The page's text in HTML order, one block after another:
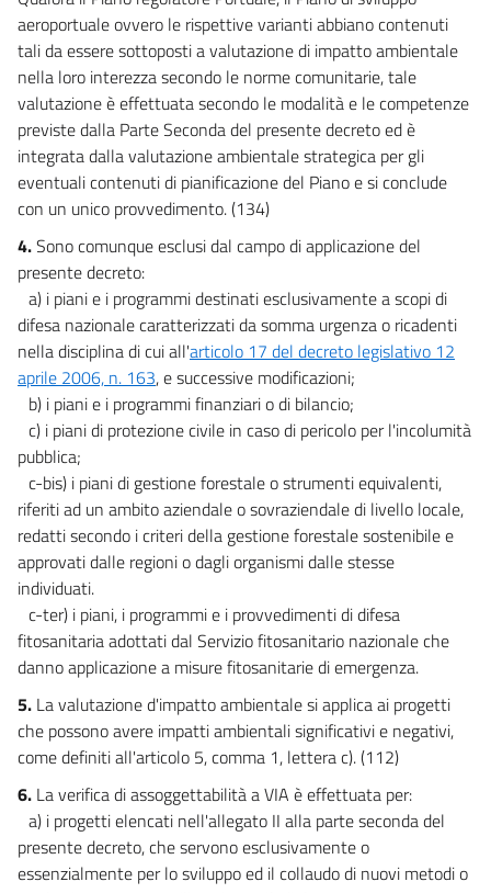
29 septies
29 octies
29 novies
29 decies
29 undecies
29 duodecies
29 terdecies
29 quaterdecies
TITOLO IV
((VALUTAZIONI AMBIENTALI INTERREGIONALI E TRANSFRONTALIERE))
30
31
32
32 bis
((TITOLO V
NORME TRANSITORIE E FINALI))
33
34
35
36
37
38
39
40
41
42
43
aeroportuale ovvero le rispettive varianti abbiano contenuti
tali da essere sottoposti a valutazione di impatto ambientale
nella loro interezza secondo le norme comunitarie, tale
valutazione è effettuata secondo le modalità e le competenze
previste dalla Parte Seconda del presente decreto ed è
integrata dalla valutazione ambientale strategica per gli
eventuali contenuti di pianificazione del Piano e si conclude
con un unico provvedimento. (134)
4.Sono comunque esclusi dal campo di applicazione del
presente decreto:
a) i piani e i programmi destinati esclusivamente a scopi di
difesa nazionale caratterizzati da somma urgenza o ricadenti
nella disciplina di cui all'articolo 17 del decreto legislativo 12
aprile 2006, n. 163, e successive modificazioni;
b) i piani e i programmi finanziari o di bilancio;
c) i piani di protezione civile in caso di pericolo per l'incolumità
pubblica;
c-bis) i piani di gestione forestale o strumenti equivalenti,
riferiti ad un ambito aziendale o sovraziendale di livello locale,
redatti secondo i criteri della gestione forestale sostenibile e
approvati dalle regioni o dagli organismi dalle stesse
individuati.
c-ter) i piani, i programmi e i provvedimenti di difesa
fitosanitaria adottati dal Servizio fitosanitario nazionale che
danno applicazione a misure fitosanitarie di emergenza.
5. La valutazione d'impatto ambientale si applica ai progetti
che possono avere impatti ambientali significativi e negativi,
come definiti all'articolo 5, comma 1, lettera c). (112)
6. La verifica di assoggettabilità a VIA è effettuata per:
a) i progetti elencati nell'allegato II alla parte seconda del
presente decreto, che servono esclusivamente o
essenzialmente per lo sviluppo ed il collaudo di nuovi metodi o